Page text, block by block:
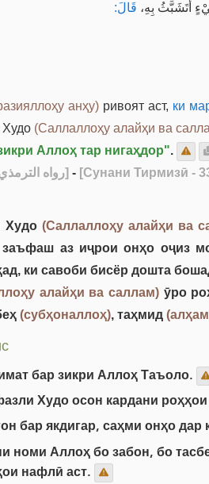
أَتَشَبَّثُ بِهِ، قَالَ:
анҳу)ривоят аст, ки
(Саллаллоҳу алайҳи ва
Аллоҳ тар нигаҳдор".
- [رواه الترمذي وابن ماجه وأحمد] - [Сунани Тирмизӣ -
Худо (Саллаллоҳу алайҳи ва
аз иҷрои онҳо оҷиз
ки савоби бисёр дошта
алайҳи ва саллам) ӯро
(субҳоналлоҳ), таҳмид
бар зикри Аллоҳ Таъоло.
Худо осон кардани
бар якдигар, саҳми онҳо дар
номи Аллоҳ бо забон, бо
нафлӣ аст.